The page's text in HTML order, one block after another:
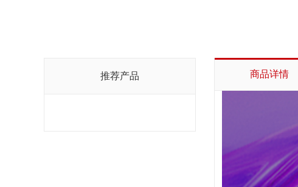
推荐产品 商品详情